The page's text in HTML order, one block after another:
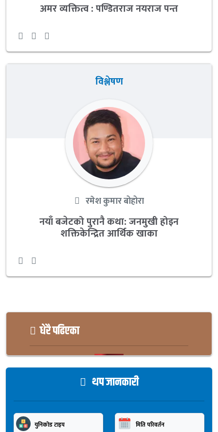
अमर व्यक्तित्व : पण्डितराज नयराज पन्त
विश्लेषण
रमेश कुमार बोहोरा
नयाँ बजेटको पुरानै कथा: जनमुखी होइन
शक्तिकेन्द्रित आर्थिक खाका
धेरै पढिएका
थप जानकारी
युनिकोड टाइप मिति परिवर्तन